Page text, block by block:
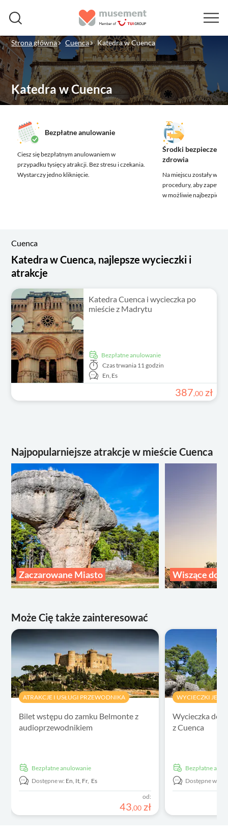
Strona główna Cuenca Katedra w Cuenca
Katedra w Cuenca
Bezpłatne anulowanie
Ciesz się bezpłatnym anulowaniem w
przypadku tysięcy atrakcji. Bez stresu i czekania.
Wystarczy jedno kliknięcie.
Środki
zdrowia
Na miejscu zostały
procedury, aby
w możliwie
Cuenca
Katedra w Cuenca, najlepsze wycieczki i
atrakcje
Katedra Cuenca i wycieczka po
mieście z Madrytu
Bezpłatne anulowanie
Czas trwania 11 godzin
En, Es
387,00 zł
Najpopularniejsze atrakcje w mieście Cuenca
Zaczarowane Miasto Wiszące
Może Cię także zainteresować
ATRAKCJE I USŁUGI PRZEWODNIKA
Bilet wstępu do zamku Belmonte z
audioprzewodnikiem
Bezpłatne anulowanie
Dostępne w: En, It, Fr, Es
od:
43,00 zł
WYCIECZKI
Wycieczka do
z Cuenca
Bezpłatne
Dostępne w: